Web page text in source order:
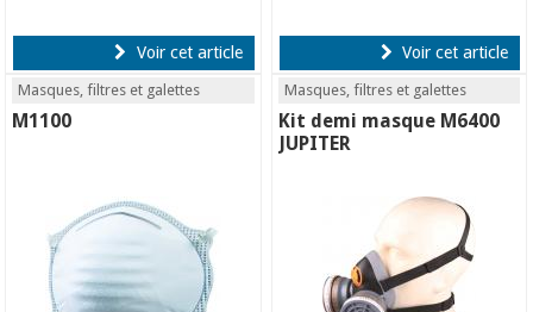
Voir cet article Voir cet article
Masques, filtres et galettes
M1100
Masques, filtres et galettes
Kit demi masque M6400
JUPITER